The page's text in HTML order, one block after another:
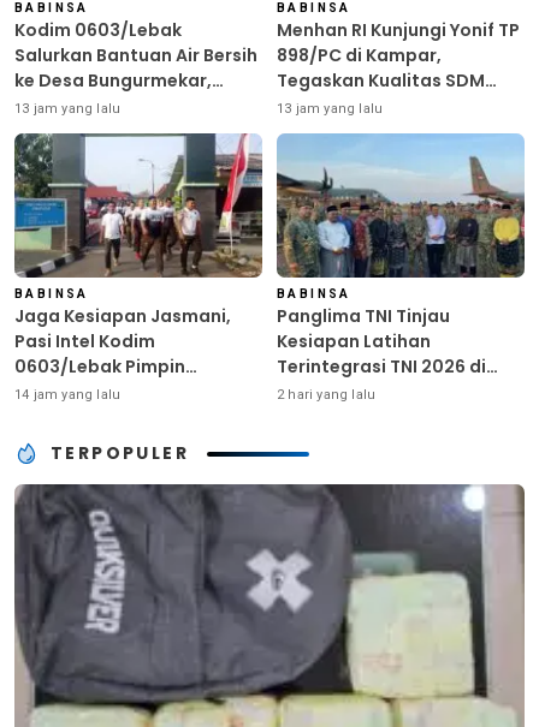
BABINSA
Kodim 0603/Lebak
Salurkan Bantuan Air Bersih
ke Desa Bungurmekar,
Ringankan Beban Warga
Terdampak Kemarau
13 jam yang lalu
BABINSA
Menhan RI Kunjungi Yonif TP
898/PC di Kampar,
Tegaskan Kualitas SDM
Kunci Kekuatan TNI
13 jam yang lalu
BABINSA
Jaga Kesiapan Jasmani,
Pasi Intel Kodim
0603/Lebak Pimpin
Pembinaan Fisik Rutin
14 jam yang lalu
BABINSA
Panglima TNI Tinjau
Kesiapan Latihan
Terintegrasi TNI 2026 di
Dabo Singkep
2 hari yang lalu
TERPOPULER